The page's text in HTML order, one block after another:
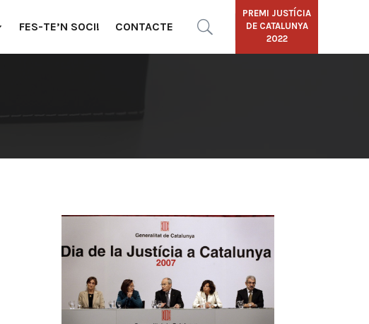
FES-TE’N SOCI! CONTACTE
PREMI JUSTÍCIA
DE CATALUNYA
2022